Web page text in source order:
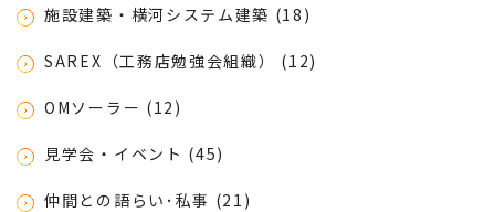
施設建築・横河システム建築 (18)
SAREX（工務店勉強会組織） (12)
OMソーラー (12)
見学会・イベント (45)
仲間との語らい･私事 (21)